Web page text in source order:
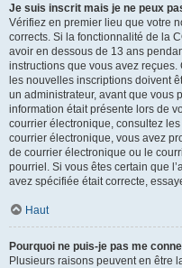
Je suis inscrit mais je ne peux
Vérifiez en premier lieu que votre
corrects. Si la fonctionnalité de la
avoir en dessous de 13 ans
instructions que vous avez
les nouvelles inscriptions doivent
un administrateur, avant que vous
information était présente lors de
courrier électronique, consultez
courrier électronique, vous avez
de courrier électronique ou le
pourriel. Si vous êtes certain que
avez spécifiée était correcte,
Haut
Pourquoi ne puis-je pas me
Plusieurs raisons peuvent en être